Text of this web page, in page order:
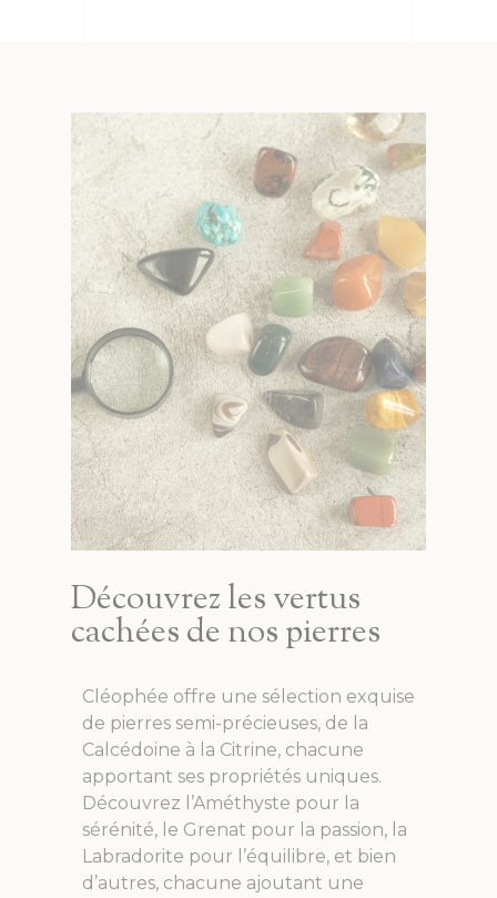
Découvrez les vertus
cachées de nos pierres
Cléophée offre une sélection exquise
de pierres semi-précieuses, de la
Calcédoine à la Citrine, chacune
apportant ses propriétés uniques.
Découvrez l’Améthyste pour la
sérénité, le Grenat pour la passion, la
Labradorite pour l’équilibre, et bien
d’autres, chacune ajoutant une